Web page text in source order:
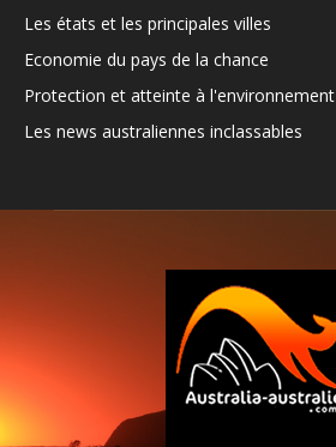
Les états et les principales villes
Economie du pays de la chance
Protection et atteinte à l'environnement
Les news australiennes inclassables